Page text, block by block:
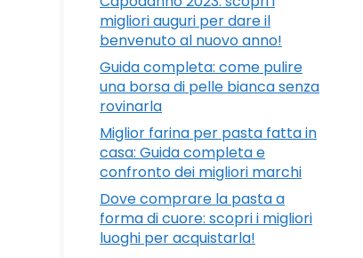
migliori auguri per dare il
benvenuto al nuovo anno!
Guida completa: come pulire
una borsa di pelle bianca senza
rovinarla
Miglior farina per pasta fatta in
casa: Guida completa e
confronto dei migliori marchi
Dove comprare la pasta a
forma di cuore: scopri i migliori
luoghi per acquistarla!